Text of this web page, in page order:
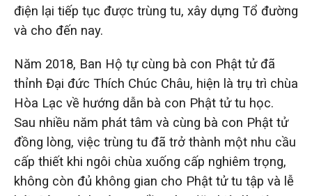
điện lại tiếp tục được trùng tu, xây dựng Tổ đường
và cho đến nay.
Năm 2018, Ban Hộ tự cùng bà con Phật tử đã
thỉnh Đại đức Thích Chúc Châu, hiện là trụ trì chùa
Hòa Lạc về hướng dẫn bà con Phật tử tu học.
Sau nhiều năm phát tâm và cùng bà con Phật tử
đồng lòng, việc trùng tu đã trở thành một nhu cầu
cấp thiết khi ngôi chùa xuống cấp nghiêm trọng,
không còn đủ không gian cho Phật tử tu tập và lễ